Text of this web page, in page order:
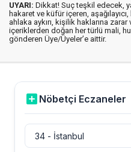
UYARI: Dikkat! Suç teşkil edecek,
hakaret ve küfür içeren,
ahlaka aykırı, kişilik haklarına
içeriklerden doğan her türlü mali,
gönderen Üye/Üyeler’e aittir.